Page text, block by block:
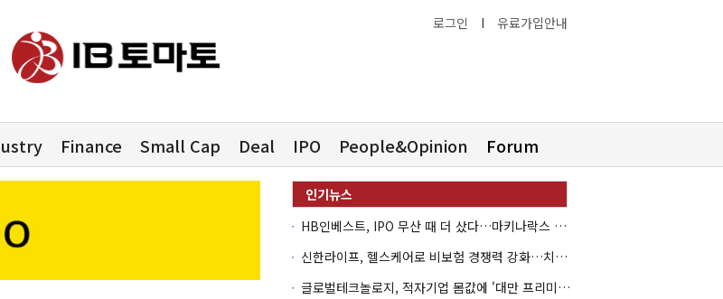
로그인 I 유료가입안내
Finance Small Cap Deal IPO People&Opinion Forum
HB인베스트, IPO 무산 때 더 샀다…마키나락스 투자 2.7배 회수
신한라이프, 헬스케어로 비보험 경쟁력 강화…치매·간병 공략
글로벌테크놀로지, 적자기업 몸값에 '대만 프리미엄'…공모가 논란